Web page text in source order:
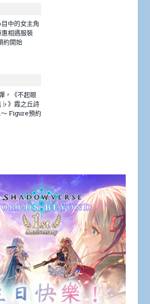
目中的女主角
相遇服裝
約開始
，《不起眼
♭》霞之丘詩
Figure預約